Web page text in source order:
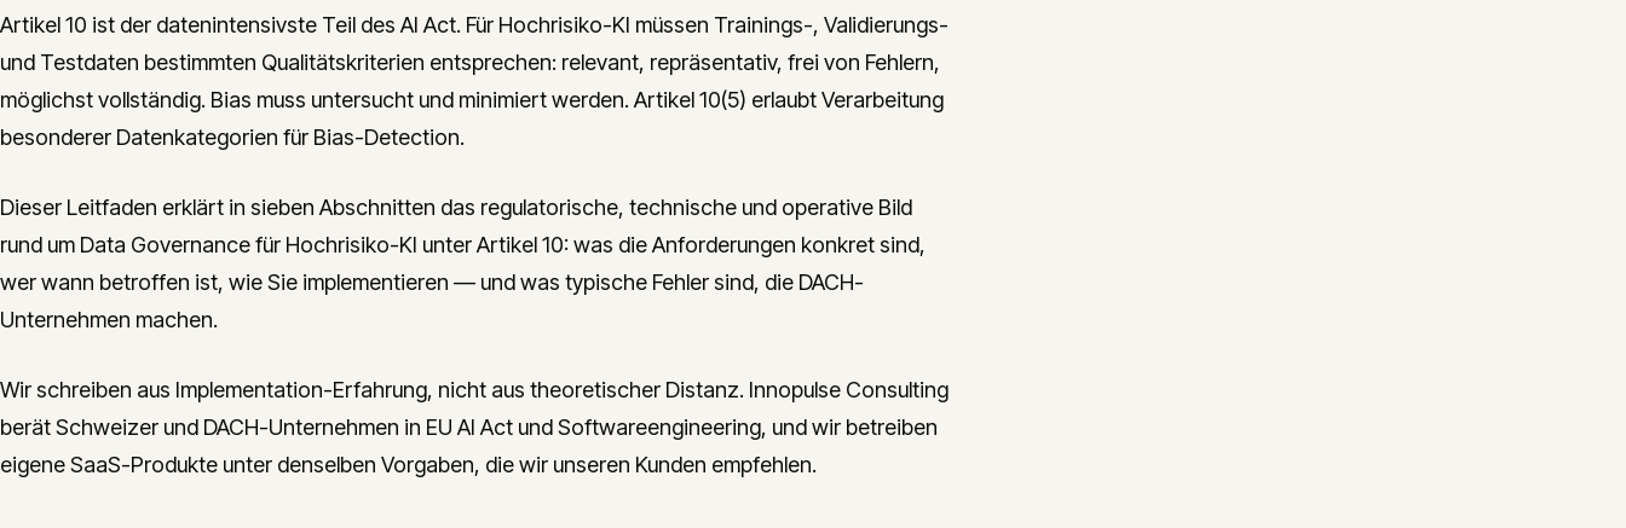
Artikel 10 ist der datenintensivste Teil des AI Act. Für Hochrisiko-KI müssen Trainings-, Validierungs-
und Testdaten bestimmten Qualitätskriterien entsprechen: relevant, repräsentativ, frei von Fehlern,
möglichst vollständig. Bias muss untersucht und minimiert werden. Artikel 10(5) erlaubt Verarbeitung
besonderer Datenkategorien für Bias-Detection.
Dieser Leitfaden erklärt in sieben Abschnitten das regulatorische, technische und operative Bild
rund um Data Governance für Hochrisiko-KI unter Artikel 10: was die Anforderungen konkret sind,
wer wann betroffen ist, wie Sie implementieren — und was typische Fehler sind, die DACH-
Unternehmen machen.
Wir schreiben aus Implementation-Erfahrung, nicht aus theoretischer Distanz. Innopulse Consulting
berät Schweizer und DACH-Unternehmen in EU AI Act und Softwareengineering, und wir betreiben
eigene SaaS-Produkte unter denselben Vorgaben, die wir unseren Kunden empfehlen.